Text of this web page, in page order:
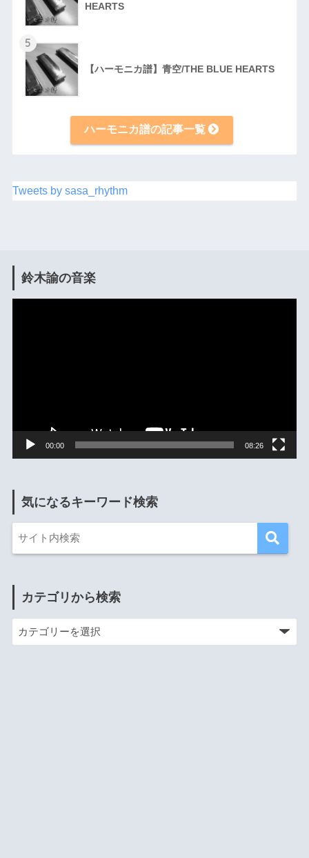
HEARTS
5
【ハーモニカ譜】青空/THE BLUE HEARTS
ハーモニカ譜の記事一覧
Tweets by sasa_rhythm
鈴木諭の音楽
00:00 08:26
気になるキーワード検索
カテゴリから検索